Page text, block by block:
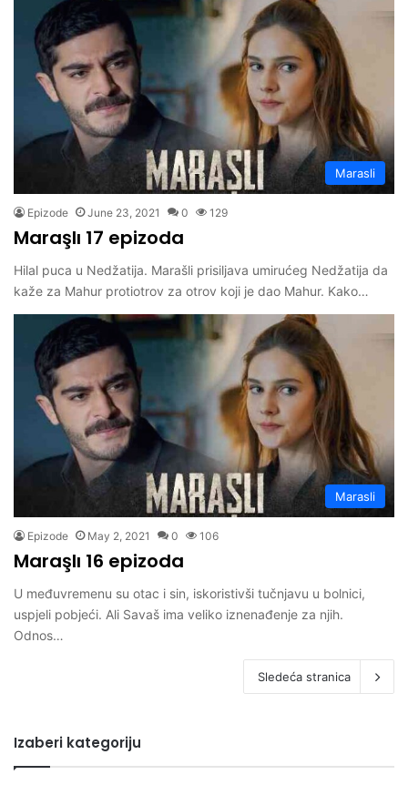
Marasli
Epizode June 23, 2021 0 129
Maraşlı 17 epizoda
Hilal puca u Nedžatija. Marašli prisiljava umirućeg Nedžatija da
kaže za Mahur protiotrov za otrov koji je dao Mahur. Kako…
Marasli
Epizode May 2, 2021 0 106
Maraşlı 16 epizoda
U međuvremenu su otac i sin, iskoristivši tučnjavu u bolnici,
uspjeli pobjeći. Ali Savaš ima veliko iznenađenje za njih.
Odnos…
Sledeća stranica
Izaberi kategoriju